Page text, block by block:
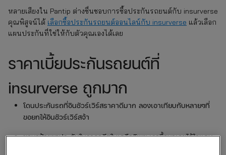
หลายเสียงใน Pantip ต่างชื่นชอบการซื้อประกันรถยนต์กับ insurverse
คุณพิสูจน์ได้ เลือกซื้อประกันรถยนต์ออนไลน์กับ insurverse แล้วเลือก
แผนประกันที่ใช่ให้กับตัวคุณเองได้เลย
ราคาเบี้ยประกันรถยนต์ที่
insurverse ถูกมาก
โดนประกันรถที่อินชัวร์เวิร์สราคาดีมาก ลองเอาเทียบกับหลายๆที่
ขอยกให้อินชัวร์เวิร์สจ้า
ขอมาป้ายยาประกันในราคาดีๆในเครือทิพย เราซื้อมาเลยไว้ใจแถม